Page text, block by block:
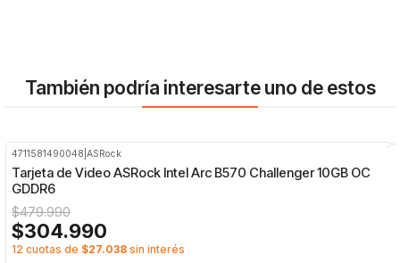
También podría interesarte uno de estos
4711581490048 |ASRock
Tarjeta de Video ASRock Intel Arc B570 Challenger 10GB OC
GDDR6
$479.990
$304.990
12 cuotas de $27.038 sin interés